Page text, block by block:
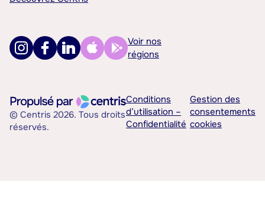
Voir nos
régions
© Centris 2026. Tous droits
réservés.
Conditions
d’utilisation –
Confidentialité
Gestion des
consentements
cookies